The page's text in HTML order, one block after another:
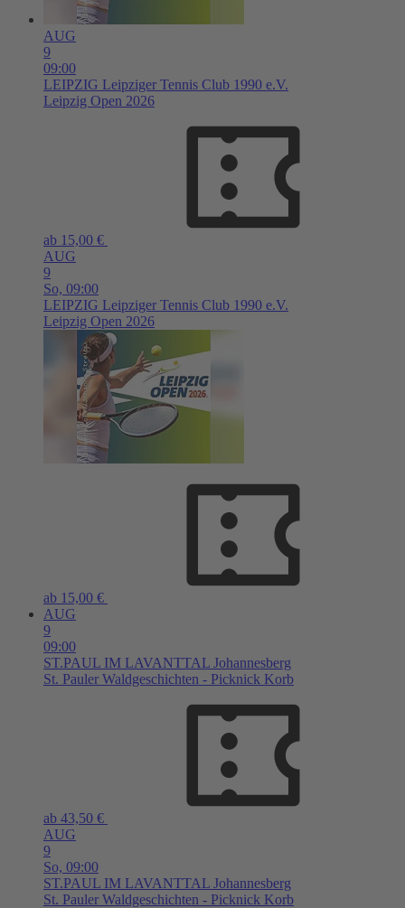
AUG
9
09:00
LEIPZIG Leipziger Tennis Club 1990 e.V.
Leipzig Open 2026
ab 15,00 €
AUG
9
So, 09:00
LEIPZIG Leipziger Tennis Club 1990 e.V.
Leipzig Open 2026
ab 15,00 €
AUG
9
09:00
ST.PAUL IM LAVANTTAL Johannesberg
St. Pauler Waldgeschichten - Picknick Korb
ab 43,50 €
AUG
9
So, 09:00
ST.PAUL IM LAVANTTAL Johannesberg
St. Pauler Waldgeschichten - Picknick Korb